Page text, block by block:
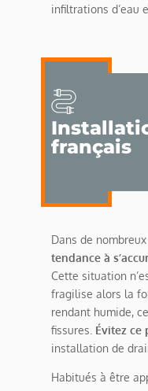
infiltrations d’eau
français
Dans de
tendance à
Cette situation
fragilise alors la
rendant humide,
fissures. Évitez ce
installation de
Habitués à être